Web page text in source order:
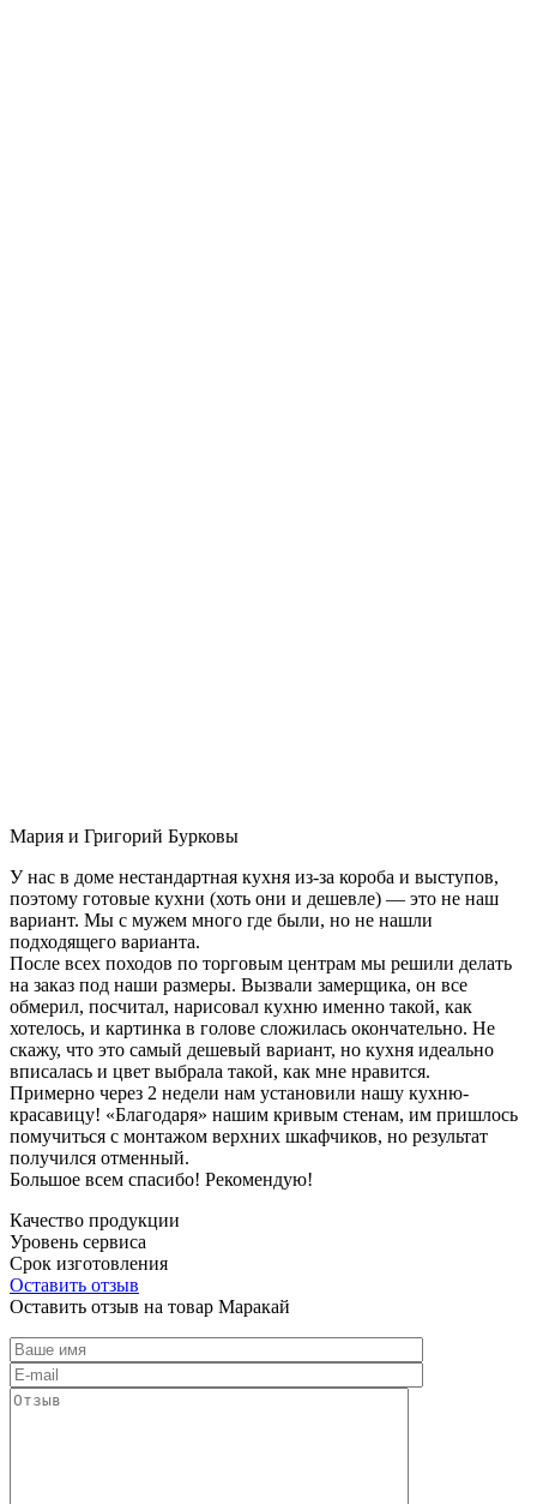
Мария и Григорий Бурковы
У нас в доме нестандартная кухня из-за короба и выступов,
поэтому готовые кухни (хоть они и дешевле) — это не наш
вариант. Мы с мужем много где были, но не нашли
подходящего варианта.
После всех походов по торговым центрам мы решили делать
на заказ под наши размеры. Вызвали замерщика, он все
обмерил, посчитал, нарисовал кухню именно такой, как
хотелось, и картинка в голове сложилась окончательно. Не
скажу, что это самый дешевый вариант, но кухня идеально
вписалась и цвет выбрала такой, как мне нравится.
Примерно через 2 недели нам установили нашу кухню-
красавицу! «Благодаря» нашим кривым стенам, им пришлось
помучиться с монтажом верхних шкафчиков, но результат
получился отменный.
Большое всем спасибо! Рекомендую!
Качество продукции
Уровень сервиса
Срок изготовления
Оставить отзыв
Оставить отзыв на товар Маракай